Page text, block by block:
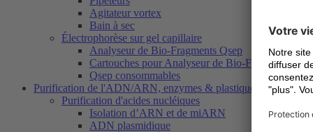
Agitateur vortex
Bain à sec
Électrophorèse sur gel capillaire
Analyseur de Bio-Fragments Qsep
Cartouches pour Analyseur de Bio-Fragments
Qsep consommables
Purification de l'ADN/ARN, enzymes & plastiques
Purification d'acides nucléiques
Isolation d’ARN et de miARN
ADN plasmidique